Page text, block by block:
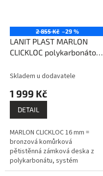
2 855 Kč –29 %
LANIT PLAST MARLON
CLICKLOC polykarbonátová
PK974-249
Skladem u dodavatele
1 999 Kč
DETAIL
MARLON CLICKLOC 16 mm =
bronzová komůrková
pětistěnná zámková deska z
polykarbonátu, systém
montáže pero - drážka,